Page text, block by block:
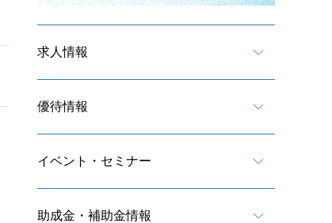
求人情報
優待情報
イベント・セミナー
助成金・補助金情報